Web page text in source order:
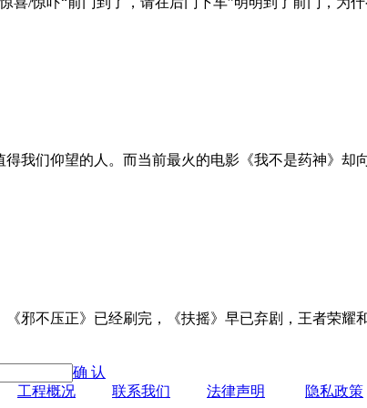
我们仰望的人。而当前最火的电影《我不是药神》
邪不压正》已经刷完，《扶摇》早已弃剧，王者荣
确 认
工程概况 联系我们 法律声明 隐私政策